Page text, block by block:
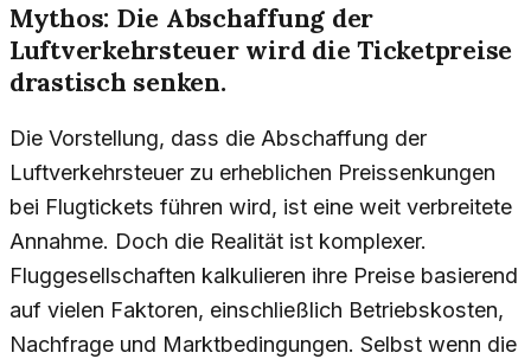
Mythos: Die Abschaffung der
Luftverkehrsteuer wird die Ticketpreise
drastisch senken.
Die Vorstellung, dass die Abschaffung der
Luftverkehrsteuer zu erheblichen Preissenkungen
bei Flugtickets führen wird, ist eine weit verbreitete
Annahme. Doch die Realität ist komplexer.
Fluggesellschaften kalkulieren ihre Preise basierend
auf vielen Faktoren, einschließlich Betriebskosten,
Nachfrage und Marktbedingungen. Selbst wenn die